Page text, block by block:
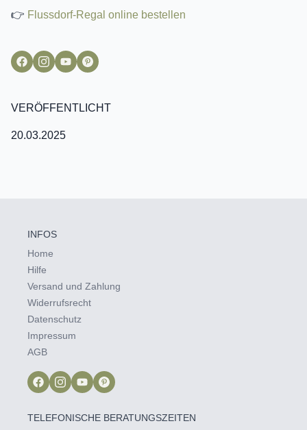
👉 Flussdorf-Regal online bestellen
VERÖFFENTLICHT
20.03.2025
INFOS
Home
Hilfe
Versand und Zahlung
Widerrufsrecht
Datenschutz
Impressum
AGB
TELEFONISCHE BERATUNGSZEITEN